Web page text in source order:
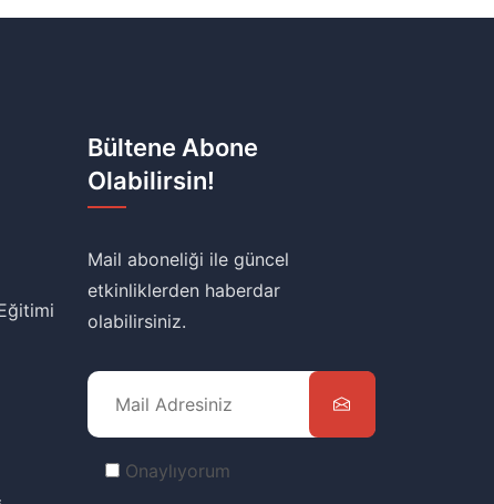
Bültene Abone
Olabilirsin!
Mail aboneliği ile güncel
etkinliklerden haberdar
olabilirsiniz.
Onaylıyorum